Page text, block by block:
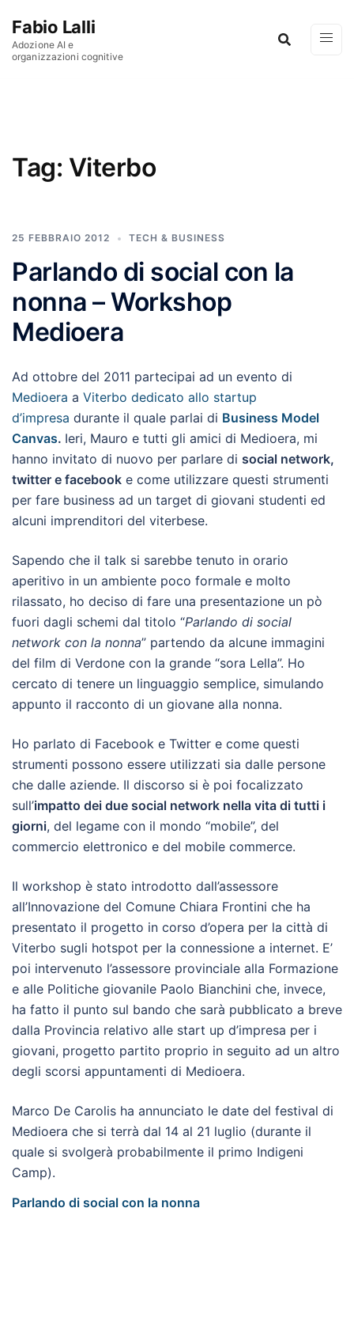
Fabio Lalli
Adozione AI e
organizzazioni cognitive
Tag: Viterbo
25 FEBBRAIO 2012 TECH & BUSINESS
Parlando di social con la
nonna – Workshop
Medioera
Ad ottobre del 2011 partecipai ad un evento di
Medioera a Viterbo dedicato allo startup
d’impresa durante il quale parlai di Business Model
Canvas. Ieri, Mauro e tutti gli amici di Medioera, mi
hanno invitato di nuovo per parlare di social network,
twitter e facebook e come utilizzare questi strumenti
per fare business ad un target di giovani studenti ed
alcuni imprenditori del viterbese.
Sapendo che il talk si sarebbe tenuto in orario
aperitivo in un ambiente poco formale e molto
rilassato, ho deciso di fare una presentazione un pò
fuori dagli schemi dal titolo “Parlando di social
network con la nonna” partendo da alcune immagini
del film di Verdone con la grande “sora Lella”. Ho
cercato di tenere un linguaggio semplice, simulando
appunto il racconto di un giovane alla nonna.
Ho parlato di Facebook e Twitter e come questi
strumenti possono essere utilizzati sia dalle persone
che dalle aziende. Il discorso si è poi focalizzato
sull’impatto dei due social network nella vita di tutti i
giorni, del legame con il mondo “mobile”, del
commercio elettronico e del mobile commerce.
Il workshop è stato introdotto dall’assessore
all’Innovazione del Comune Chiara Frontini che ha
presentato il progetto in corso d’opera per la città di
Viterbo sugli hotspot per la connessione a internet. E’
poi intervenuto l’assessore provinciale alla Formazione
e alle Politiche giovanile Paolo Bianchini che, invece,
ha fatto il punto sul bando che sarà pubblicato a breve
dalla Provincia relativo alle start up d’impresa per i
giovani, progetto partito proprio in seguito ad un altro
degli scorsi appuntamenti di Medioera.
Marco De Carolis ha annunciato le date del festival di
Medioera che si terrà dal 14 al 21 luglio (durante il
quale si svolgerà probabilmente il primo Indigeni
Camp).
Parlando di social con la nonna